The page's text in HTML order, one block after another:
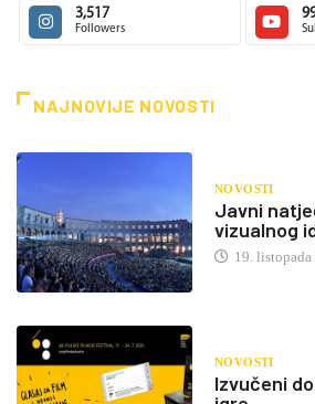
3,517
Followers
NAJNOVIJE NOVOSTI
NOVOSTI
Javni
vizualnog
19. listopada
NOVOSTI
Izvučeni